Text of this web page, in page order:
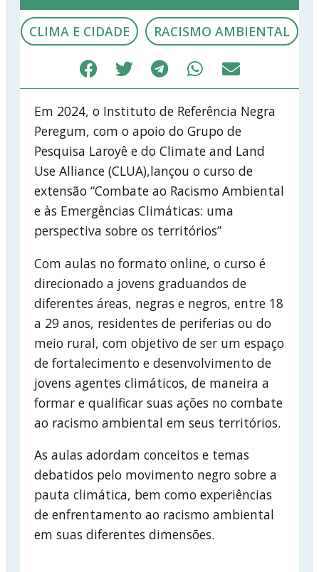
CLIMA E CIDADE RACISMO AMBIENTAL
Em 2024, o Instituto de Referência Negra
Peregum, com o apoio do Grupo de
Pesquisa Laroyê e do Climate and Land
Use Alliance (CLUA),lançou o curso de
extensão “Combate ao Racismo Ambiental
e às Emergências Climáticas: uma
perspectiva sobre os territórios”
Com aulas no formato online, o curso é
direcionado a jovens graduandos de
diferentes áreas, negras e negros, entre 18
a 29 anos, residentes de periferias ou do
meio rural, com objetivo de ser um espaço
de fortalecimento e desenvolvimento de
jovens agentes climáticos, de maneira a
formar e qualificar suas ações no combate
ao racismo ambiental em seus territórios.
As aulas adordam conceitos e temas
debatidos pelo movimento negro sobre a
pauta climática, bem como experiências
de enfrentamento ao racismo ambiental
em suas diferentes dimensões.